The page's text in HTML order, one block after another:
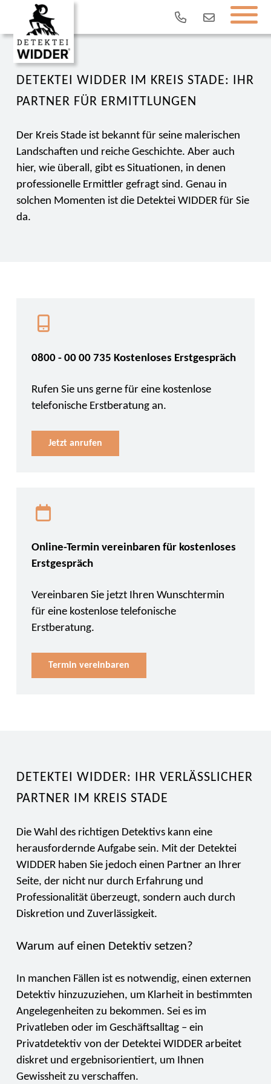
DETEKTEI WIDDER IM KREIS STADE: IHR
PARTNER FÜR ERMITTLUNGEN
Der Kreis Stade ist bekannt für seine malerischen
Landschaften und reiche Geschichte. Aber auch
hier, wie überall, gibt es Situationen, in denen
professionelle Ermittler gefragt sind. Genau in
solchen Momenten ist die Detektei WIDDER für Sie
da.
0800 - 00 00 735 Kostenloses Erstgespräch
Rufen Sie uns gerne für eine kostenlose
telefonische Erstberatung an.
Jetzt anrufen
Online-Termin vereinbaren für kostenloses
Erstgespräch
Vereinbaren Sie jetzt Ihren Wunschtermin
für eine kostenlose telefonische
Erstberatung.
Termin vereinbaren
DETEKTEI WIDDER: IHR VERLÄSSLICHER
PARTNER IM KREIS STADE
Die Wahl des richtigen Detektivs kann eine
herausfordernde Aufgabe sein. Mit der Detektei
WIDDER haben Sie jedoch einen Partner an Ihrer
Seite, der nicht nur durch Erfahrung und
Professionalität überzeugt, sondern auch durch
Diskretion und Zuverlässigkeit.
Warum auf einen Detektiv setzen?
In manchen Fällen ist es notwendig, einen externen
Detektiv hinzuzuziehen, um Klarheit in bestimmten
Angelegenheiten zu bekommen. Sei es im
Privatleben oder im Geschäftsalltag – ein
Privatdetektiv von der Detektei WIDDER arbeitet
diskret und ergebnisorientiert, um Ihnen
Gewissheit zu verschaffen.